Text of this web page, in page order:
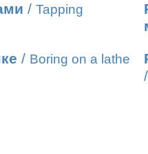
/ Tapping
/ Boring on a lathe
/